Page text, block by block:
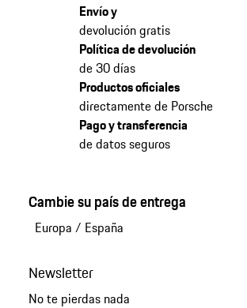
Envío y
devolución gratis
Política de devolución
de 30 días
Productos oficiales
directamente de Porsche
Pago y transferencia
de datos seguros
Cambie su país de entrega
Europa / España
Newsletter
No te pierdas nada